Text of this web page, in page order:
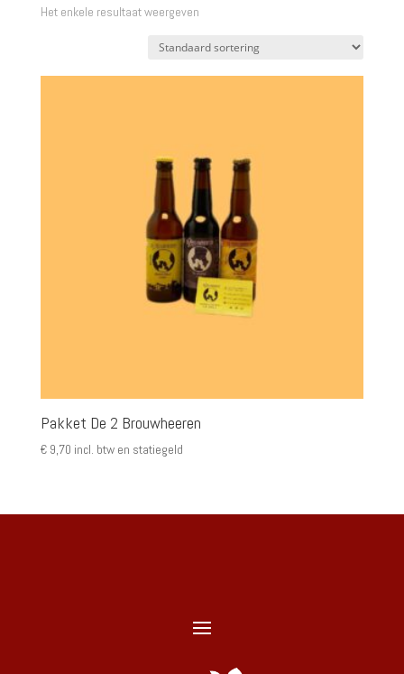
Het enkele resultaat weergeven
Pakket De 2 Brouwheeren
€9,70 incl. btw en statiegeld